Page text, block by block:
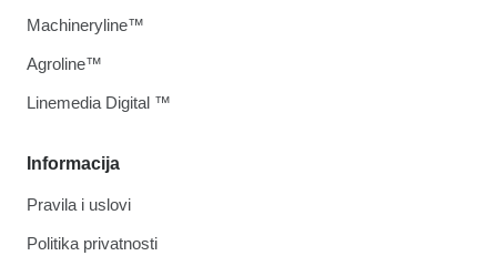
Informacija
Pravila i uslovi
Politika privatnosti
Machineryline™
Agroline™
Linemedia Digital ™